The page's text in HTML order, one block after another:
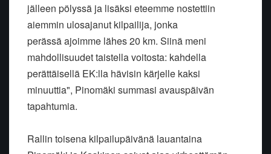
jälleen pölyssä ja lisäksi eteemme nostettiin
aiemmin ulosajanut kilpailija, jonka
perässä ajoimme lähes 20 km. Siinä meni
mahdollisuudet taistella voitosta: kahdella
perättäisellä EK:lla hävisin kärjelle kaksi
minuuttia", Pinomäki summasi avauspäivän
tapahtumia.
Rallin toisena kilpailupäivänä lauantaina